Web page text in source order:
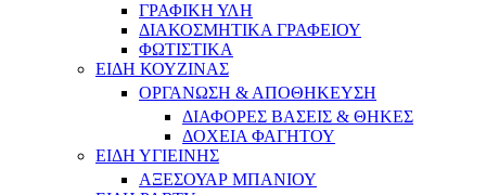
ΓΡΑΦΙΚΗ ΥΛΗ
ΔΙΑΚΟΣΜΗΤΙΚΑ ΓΡΑΦΕΙΟΥ
ΦΩΤΙΣΤΙΚΑ
ΕΙΔΗ ΚΟΥΖΙΝΑΣ
ΟΡΓΑΝΩΣΗ & ΑΠΟΘΗΚΕΥΣΗ
ΔΙΑΦΟΡΕΣ ΒΑΣΕΙΣ & ΘΗΚΕΣ
ΔΟΧΕΙΑ ΦΑΓΗΤΟΥ
ΕΙΔΗ ΥΓΙΕΙΝΗΣ
ΑΞΕΣΟΥΑΡ ΜΠΑΝΙΟΥ